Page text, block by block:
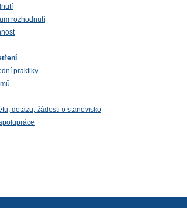
rozhodnutí
praktiky
dotazu, žádosti o stanovisko